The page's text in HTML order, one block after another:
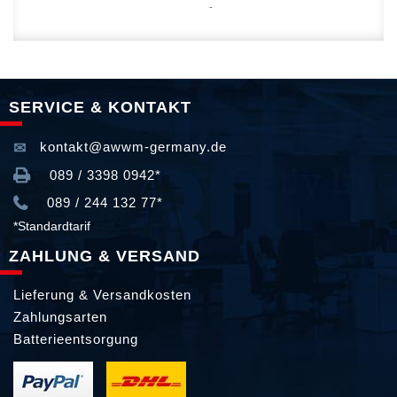
SERVICE & KONTAKT
kontakt@awwm-germany.de
089 / 3398 0942*
089 / 244 132 77*
*Standardtarif
ZAHLUNG & VERSAND
Lieferung & Versandkosten
Zahlungsarten
Batterieentsorgung